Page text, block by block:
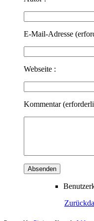
E-Mail-Adresse
Webseite :
Kommentar
Zurück